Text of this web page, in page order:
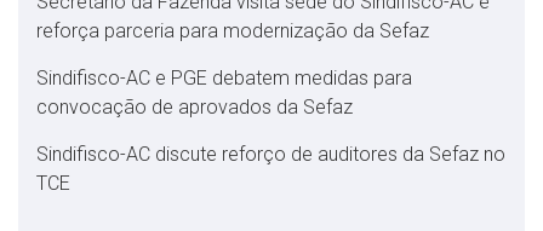
reforça parceria para modernização da Sefaz
Sindifisco-AC e PGE debatem medidas para
convocação de aprovados da Sefaz
Sindifisco-AC discute reforço de auditores da Sefaz no
TCE